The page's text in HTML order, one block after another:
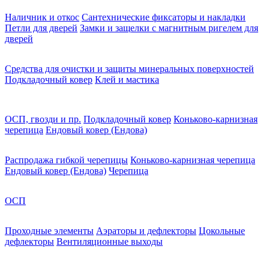
Наличник и откос Сантехнические фиксаторы и накладки
Петли для дверей Замки и защелки с магнитным ригелем для
дверей
Средства для очистки и защиты минеральных поверхностей
Подкладочный ковер Клей и мастика
ОСП, гвозди и пр. Подкладочный ковер Коньково-карнизная
черепица Ендовый ковер (Ендова)
Распродажа гибкой черепицы Коньково-карнизная черепица
Ендовый ковер (Ендова) Черепица
ОСП
Проходные элементы Аэраторы и дефлекторы Цокольные
дефлекторы Вентиляционные выходы